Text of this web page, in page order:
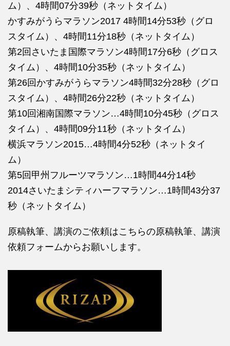
ム）、4時間07分39秒（ネットタイム）
かすみがうらマラソン2017 4時間14分53秒（グロ
スタイム）、4時間11分18秒（ネットタイム）
第2回さいたま国際マラソン4時間17分6秒（グロス
タイム）、4時間10分35秒（ネットタイム）
第26回かすみがうらマラソン4時間32分28秒（グロ
スタイム）、4時間26分22秒（ネットタイム）
第10回湘南国際マラソン…4時間10分45秒（グロス
タイム）、4時間09分11秒（ネットタイム）
横浜マラソン2015…4時間4分52秒（ネットタイ
ム）
第5回甲州フルーツマラソン…1時間44分14秒
2014さいたまシティハーフマラソン…1時間43分37
秒（ネットタイム）
原稿執筆、講演のご依頼はこちらの原稿執筆、講演
依頼フォームからお願いします。